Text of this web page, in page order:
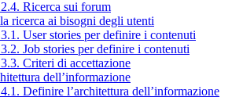
Ricerca sui forum
ricerca ai bisogni degli utenti
User stories per definire i contenuti
Job stories per definire i contenuti
Criteri di accettazione
dell’informazione
Definire l’architettura dell’informazione